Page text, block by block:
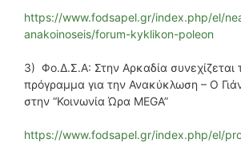
https://www.fodsapel.gr/index.php/el/
anakoinoseis/forum-kyklikon-poleon
3) Φο.Δ.Σ.Α: Στην Αρκαδία συνεχίζεται
πρόγραμμα για την Ανακύκλωση – Ο
στην “Κοινωνία Ώρα MEGA”
https://www.fodsapel.gr/index.php/el/